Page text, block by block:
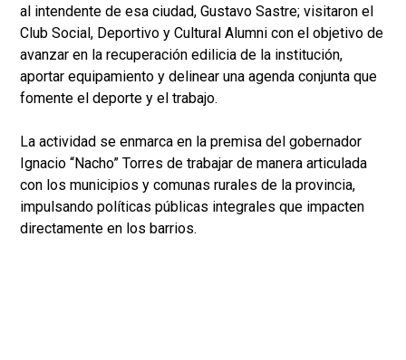
al intendente de esa ciudad, Gustavo Sastre; visitaron el
Club Social, Deportivo y Cultural Alumni con el objetivo de
avanzar en la recuperación edilicia de la institución,
aportar equipamiento y delinear una agenda conjunta que
fomente el deporte y el trabajo.
La actividad se enmarca en la premisa del gobernador
Ignacio “Nacho” Torres de trabajar de manera articulada
con los municipios y comunas rurales de la provincia,
impulsando políticas públicas integrales que impacten
directamente en los barrios.